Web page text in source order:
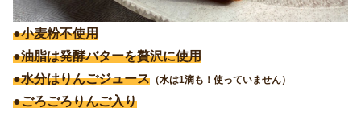
●小麦粉不使用
●油脂は発酵バターを贅沢に使用
●水分はりんごジュース （水は1滴も！使っていません）
●ごろごろりんご入り